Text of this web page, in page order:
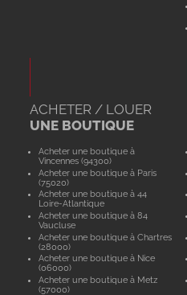
ACHETER / LOUER
UNE BOUTIQUE
Acheter une boutique à
Vincennes (94300)
Acheter une boutique à Paris
(75020)
Acheter une boutique à 44
Loire-Atlantique
Acheter une boutique à 84
Vaucluse
Acheter une boutique à Chartres
(28000)
Acheter une boutique à Nice
(06000)
Acheter une boutique à Metz
(57000)